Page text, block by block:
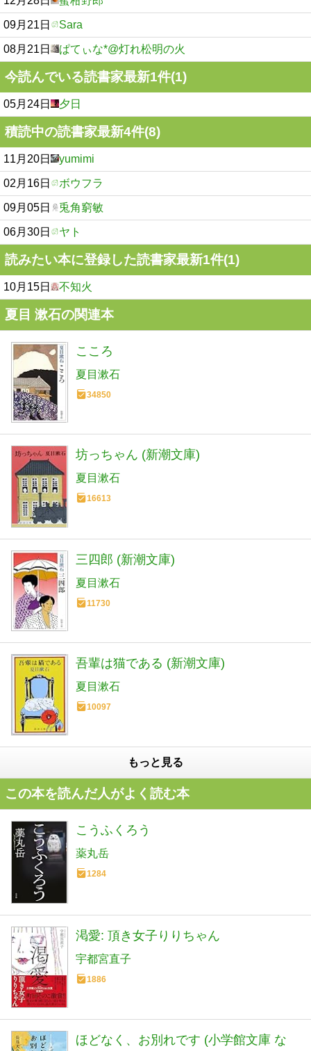
09月21日 Sara
08月21日 ぱてぃな*@灯れ松明の火
今読んでいる読書家最新1件(1)
05月24日 夕日
積読中の読書家最新4件(8)
11月20日 yumimi
02月16日 ボウフラ
09月05日 兎角窮敏
06月30日 ヤト
読みたい本に登録した読書家最新1件(1)
10月15日 不知火
夏目 漱石の関連本
こころ
夏目漱石
34850
坊っちゃん (新潮文庫)
夏目漱石
16613
三四郎 (新潮文庫)
夏目漱石
11730
吾輩は猫である (新潮文庫)
夏目漱石
10097
もっと見る
この本を読んだ人がよく読む本
こうふくろう
薬丸岳
1284
渇愛: 頂き女子りりちゃん
宇都宮直子
1886
ほどなく、お別れです (小学館文庫 な